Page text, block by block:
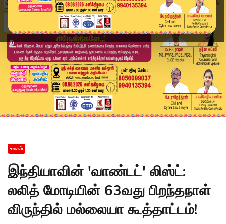
உலகம்
இந்தியாவின் 'வாண்டட்' லிஸ்ட்:
லலித் மோடியின் 63வது பிறந்தநாள்
விருந்தில் மல்லையா கூத்தாட்டம்!